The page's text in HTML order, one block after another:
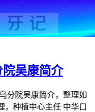
吴康简介
分院吴康简介，整理如
，种植中心主任 中华口